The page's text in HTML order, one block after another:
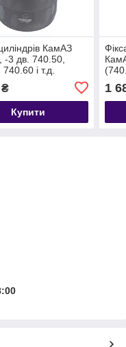
КамАЗ
-3 дв. 740.50,
і т.д.
Купити
1